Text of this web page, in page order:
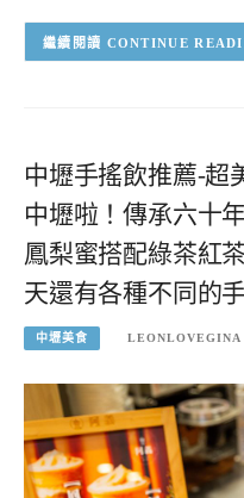
CONTINUE
中壢手搖飲推薦-超
中壢啦！傳承六十
鳳梨蜜搭配綠茶紅
天還有各種不同的
中壢美食 LEONLOVEGINA